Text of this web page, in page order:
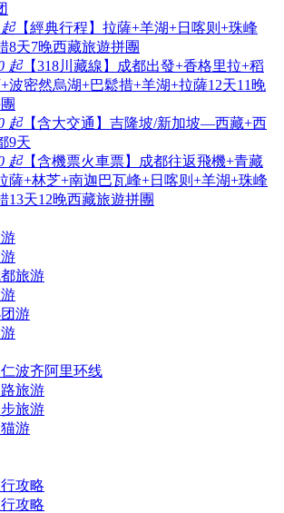
【經典行程】拉薩+羊湖+日喀则+珠峰
8天7晚西藏旅遊拼團
起【318川藏線】成都出發+香格里拉+稻
波密然烏湖+巴鬆措+羊湖+拉薩12天11晚
起【含大交通】吉隆坡/新加坡—西藏+西
9天
起【含機票火車票】成都往返飛機+青藏
薩+林芝+南迦巴瓦峰+日喀则+羊湖+珠峰
13天12晚西藏旅遊拼團
旅游
游
波齐阿里环线
旅游
旅游
游
攻略
攻略